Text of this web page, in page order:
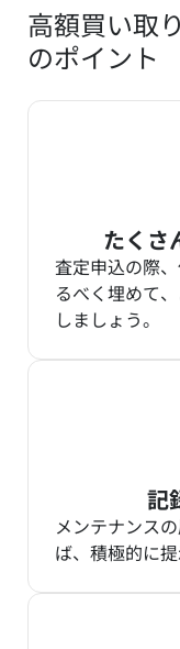
高額買い取
のポイント
たくさ
査定申込の際
るべく埋めて
しましょう。
記
メンテナンス
ば、積極的に提